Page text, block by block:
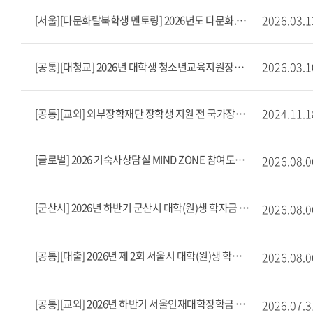
[서울][다문화탈북학생 멘토링] 2026년도 다문화.탈북(이주.북한배경)학생 멘토링 사업 장학생 모집 안내(상시 모집)
[공통][대청교] 2026년 대학생 청소년교육지원장학금 멘토 모집안내
[공통][교외] 외부장학재단 장학생 지원 전 국가장학금 신청
[글로벌] 2026 기숙사상담실 MIND ZONE 참여도우미(근로) 모집
[군산시] 2026년 하반기 군산시 대학(원)생 학자금 대출 이자 지원
[공통][대출] 2026년 제 2회 서울시 대학(원)생 학자금대출 이자 지원
[공통][교외] 2026년 하반기 서울인재대학장학금 장학생 선발 공고(8/3~8/10)